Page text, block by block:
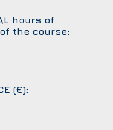
hours of
of the course:
(€):